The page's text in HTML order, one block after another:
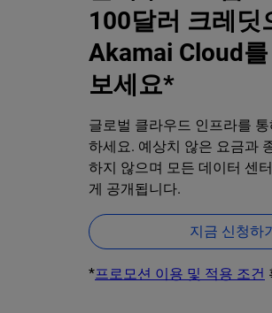
100달러 크레딧
Akamai Cloud를
보세요*
글로벌 클라우드 인프라를
하세요. 예상치 않은 요금과
하지 않으며 모든 데이터 센
게 공개됩니다.
지금 신청하기
*프로모션 이용 및 적용 조건